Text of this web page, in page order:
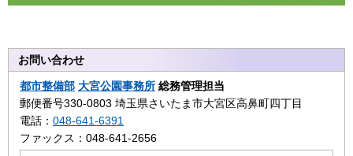
お問い合わせ
都市整備部 大宮公園事務所 総務管理担当
郵便番号330-0803 埼玉県さいたま市大宮区高鼻町四丁目
電話： 048-641-6391
ファックス：048-641-2656